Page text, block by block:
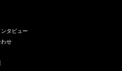
タビュー
わせ